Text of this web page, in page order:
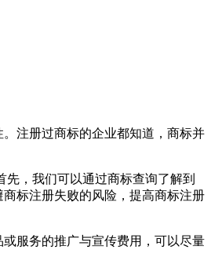
注册过商标的企业都知道，商标并
，我们可以通过商标查询了解到
标注册失败的风险，提高商标注册
服务的推广与宣传费用，可以尽量